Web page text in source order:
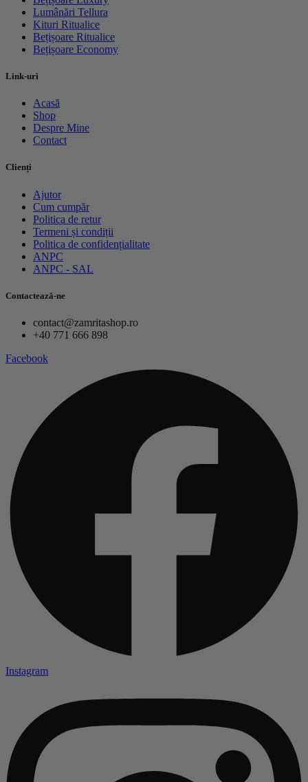
Lumânări Tellura
Kituri Ritualice
Bețișoare Ritualice
Bețișoare Economy
Link-uri
Acasă
Shop
Despre Mine
Contact
Clienți
Ajutor
Cum cumpăr
Politica de retur
Termeni și condiții
Politica de confidențialitate
ANPC
ANPC - SAL
Contactează-ne
contact@zamritashop.ro
+40 771 666 898
Facebook
Instagram